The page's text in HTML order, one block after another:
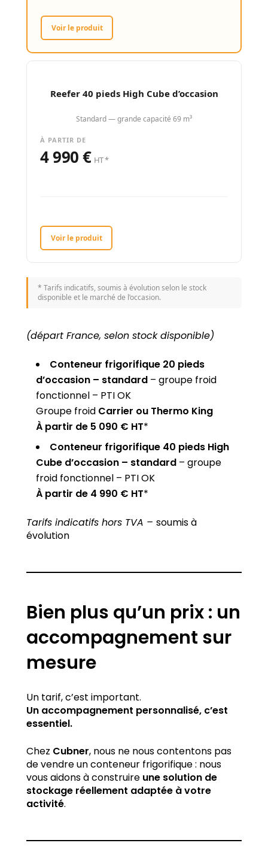
Voir le produit
Reefer 40 pieds High Cube d’occasion
Standard — grande capacité 69 m³
À PARTIR DE
4 990 € HT *
Voir le produit
* Tarifs indicatifs, soumis à évolution selon le stock
disponible et le marché de l’occasion.
(départ France, selon stock disponible)
Conteneur frigorifique 20 pieds
d’occasion – standard– groupe froid
fonctionnel – PTI OK
Groupe froidCarrier ou Thermo King
À partir de 5 090 € HT*
Conteneur frigorifique 40 pieds High
Cube d’occasion – standard– groupe
froid fonctionnel – PTI OK
À partir de 4 990 € HT*
Tarifs indicatifs hors TVA – soumis à
évolution
Bien plus qu’un prix : un
accompagnement sur
mesure
Un tarif, c’est important.
Un accompagnement personnalisé, c’est
essentiel.
Chez Cubner, nous ne nous contentons pas
de vendre un conteneur frigorifique : nous
vous aidons à construireune solution de
stockage réellement adaptée à votre
activité.